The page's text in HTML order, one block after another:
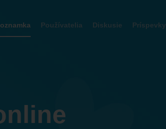
Používatelia Diskusie Príspevky